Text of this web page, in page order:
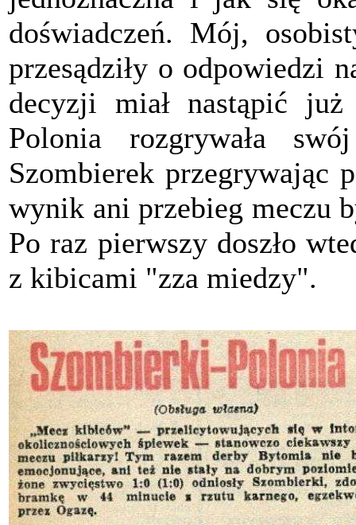
doświadczeń. Mój,
przesądziły o odpowiedzi
decyzji miał nastąpić
Polonia rozgrywała
Szombierek przegrywając
wynik ani przebieg meczu
Po raz pierwszy doszło
z kibicami "zza miedzy".